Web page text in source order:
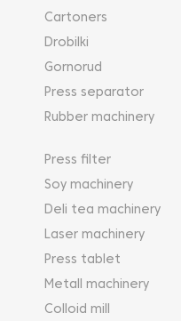
Cartoners
Drobilki
Gornorud
Press separator
Rubber machinery
Press filter
Soy machinery
Deli tea machinery
Laser machinery
Press tablet
Metall machinery
Colloid mill